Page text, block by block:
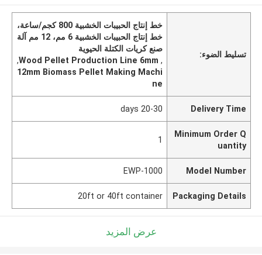
تسليط الضوء:
خط إنتاج الحبيبات الخشبية 800 كجم/ساعة،
خط إنتاج الحبيبات الخشبية 6 مم، 12 مم آلة
صنع كريات الكتلة الحيوية
,
Wood Pellet Production Line 6mm
,
12mm Biomass Pellet Making Machi
ne
Delivery Time
20-30 days
Minimum Order Q
uantity
1
Model Number
EWP-1000
Packaging Details
20ft or 40ft container
عرض المزيد